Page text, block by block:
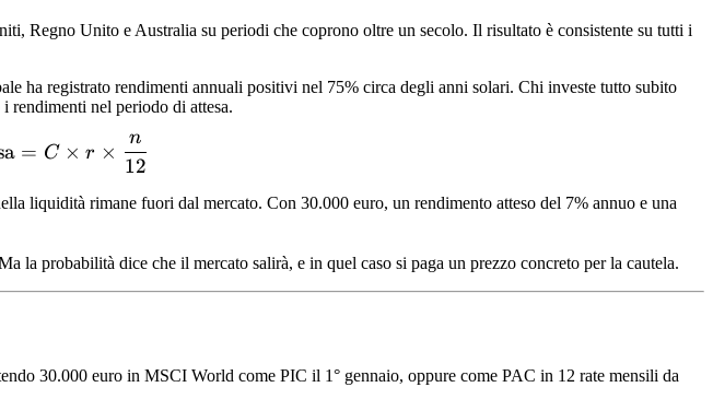
Regno Unito e Australia su periodi che coprono oltre un secolo. Il risultato è consistente su tutti i
ha registrato rendimenti annuali positivi nel 75% circa degli anni solari. Chi investe tutto subito
rendimenti nel periodo di attesa.
atteso dell’attesa} = C \times r \times \frac{n}{12}
= C × r ×
12
n
liquidità rimane fuori dal mercato. Con 30.000 euro, un rendimento atteso del 7% annuo e una
la probabilità dice che il mercato salirà, e in quel caso si paga un prezzo concreto per la cautela.
30.000 euro in MSCI World come PIC il 1° gennaio, oppure come PAC in 12 rate mensili da